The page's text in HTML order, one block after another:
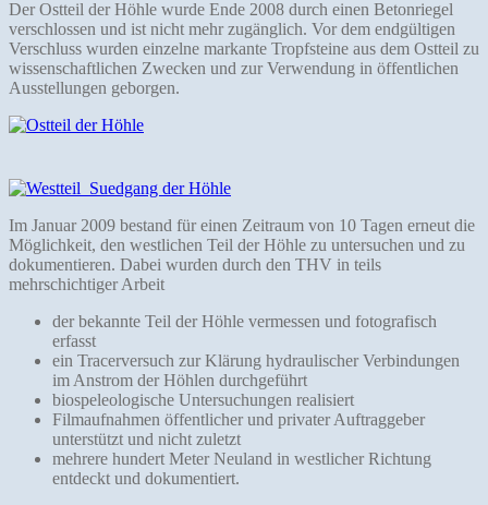
Der Ostteil der Höhle wurde Ende 2008 durch einen Betonriegel
verschlossen und ist nicht mehr zugänglich. Vor dem endgültigen
Verschluss wurden einzelne markante Tropfsteine aus dem Ostteil zu
wissenschaftlichen Zwecken und zur Verwendung in öffentlichen
Ausstellungen geborgen.
Im Januar 2009 bestand für einen Zeitraum von 10 Tagen erneut die
Möglichkeit, den westlichen Teil der Höhle zu untersuchen und zu
dokumentieren. Dabei wurden durch den THV in teils
mehrschichtiger Arbeit
der bekannte Teil der Höhle vermessen und fotografisch
erfasst
ein Tracerversuch zur Klärung hydraulischer Verbindungen
im Anstrom der Höhlen durchgeführt
biospeleologische Untersuchungen realisiert
Filmaufnahmen öffentlicher und privater Auftraggeber
unterstützt und nicht zuletzt
mehrere hundert Meter Neuland in westlicher Richtung
entdeckt und dokumentiert.